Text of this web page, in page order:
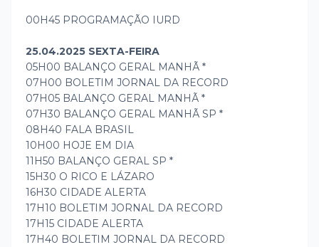
00H45 PROGRAMAÇÃO IURD
25.04.2025 SEXTA-FEIRA
05H00 BALANÇO GERAL MANHÃ *
07H00 BOLETIM JORNAL DA RECORD
07H05 BALANÇO GERAL MANHÃ *
07H30 BALANÇO GERAL MANHÃ SP *
08H40 FALA BRASIL
10H00 HOJE EM DIA
11H50 BALANÇO GERAL SP *
15H30 O RICO E LÁZARO
16H30 CIDADE ALERTA
17H10 BOLETIM JORNAL DA RECORD
17H15 CIDADE ALERTA
17H40 BOLETIM JORNAL DA RECORD